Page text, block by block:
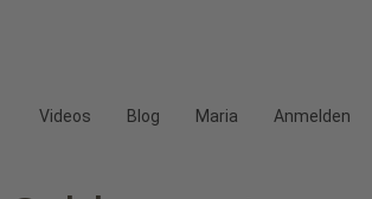
Videos Blog Maria Anmelden